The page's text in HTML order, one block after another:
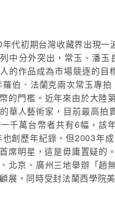
代初期台灣收藏界出現一
中分外突出，常玉、潘
的作品成為市場競逐的
伯．法蘭克兩次常玉專
的門檻。近年來由於大陸
華人藝術家，目前最高拍
千萬台幣者共有6幅，該
創歷年紀錄，但2003年
席明星，這是毋庸置疑的
北京、廣州三地舉辦「趙
展，同時受封法蘭西學院